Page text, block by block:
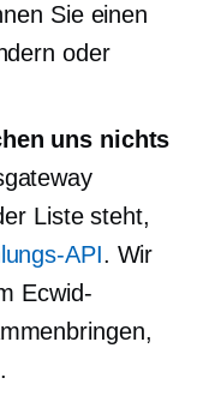
Sie einen
oder
uns nichts
Liste steht,
API. Wir
Ecwid-
.